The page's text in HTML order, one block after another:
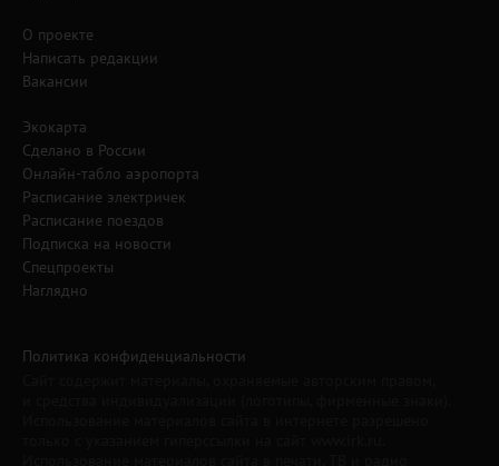
О проекте
Написать редакции
Вакансии
Экокарта
Сделано в России
Онлайн-табло аэропорта
Расписание электричек
Расписание поездов
Подписка на новости
Спецпроекты
Наглядно
Политика конфиденциальности